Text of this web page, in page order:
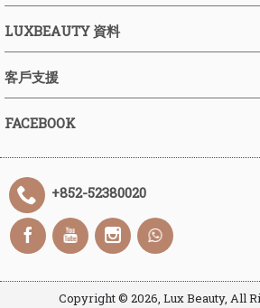
LUXBEAUTY 資料
客戶支援
FACEBOOK
+852-52380020
Copyright © 2026, Lux Beauty, All